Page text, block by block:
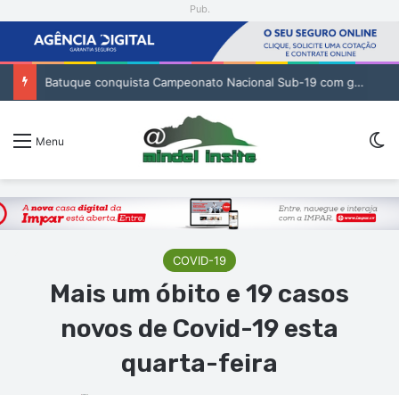
Pub.
Batuque conquista Campeonato Nacional Sub-19 com golo de Erickson no prolongamento
Menu
COVID-19
Mais um óbito e 19 casos
novos de Covid-19 esta
quarta-feira